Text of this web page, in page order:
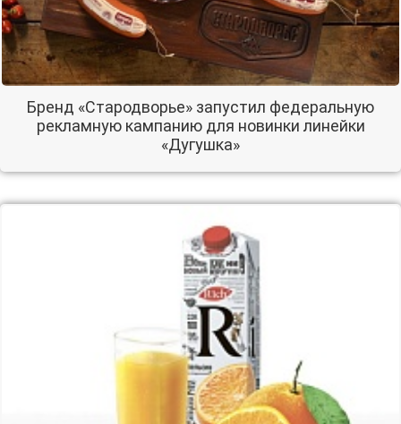
Бренд «Стародворье» запустил федеральную
рекламную кампанию для новинки линейки
«Дугушка»